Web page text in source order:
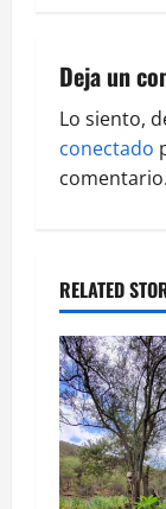
g
a
t
o
n
Deja un
Lo siento,
conectado
comentario.
RELATED